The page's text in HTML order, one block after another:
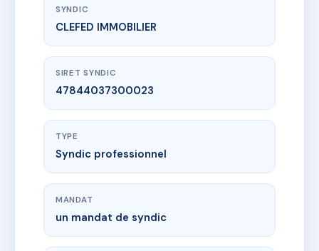
SYNDIC
CLEFED IMMOBILIER
SIRET SYNDIC
47844037300023
TYPE
Syndic professionnel
MANDAT
un mandat de syndic